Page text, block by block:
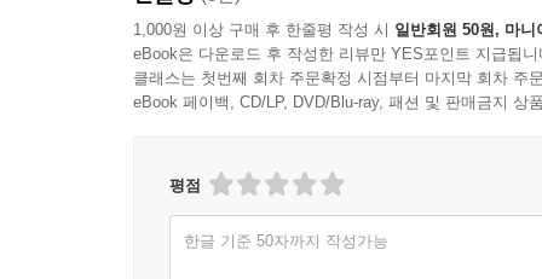
1,000원 이상 구매 후 한줄평 작성 시 일반회원 50원, 마니
eBook은 다운로드 후 작성한 리뷰만 YES포인트 지급됩니
클래스는 첫번째 회차 주문확정 시점부터 마지막 회차 주
eBook 페이백, CD/LP, DVD/Blu-ray, 패션 및 판매금지 상
평점
한글 기준 50자까지 작성가능